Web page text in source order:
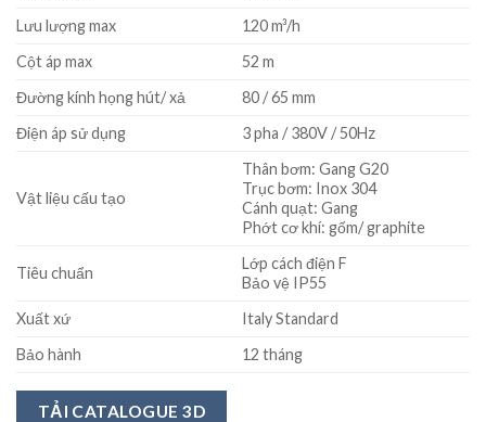
Lưu lượng max
120 m³/h
Cột áp max
52 m
Đường kính họng hút/ xả
80 / 65 mm
Điện áp sử dụng
3 pha / 380V / 50Hz
Vật liệu cấu tạo
Thân bơm: Gang G20
Trục bơm: Inox 304
Cánh quạt: Gang
Phớt cơ khí: gốm/ graphite
Tiêu chuẩn
Lớp cách điện F
Bảo vệ IP55
Xuất xứ
Italy Standard
Bảo hành
12 tháng
TẢI CATALOGUE 3D